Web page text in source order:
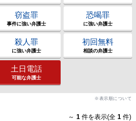
窃盗罪
事件に強い弁護士
恐喝罪
に強い弁護士
殺人罪
に強い弁護士
初回無料
相談の弁護士
土日電話
可能な弁護士
※表示順について
～ 1 件を表示(全 1 件)